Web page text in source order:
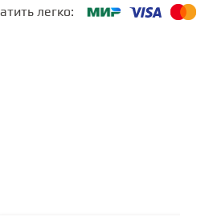
легко: